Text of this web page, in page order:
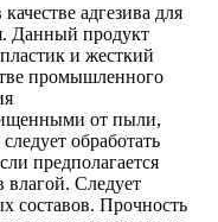
адгезива для
Данный продукт
и жесткий
промышленного
от пыли,
обработать
предполагается
влагой. Следует
составов. Прочность